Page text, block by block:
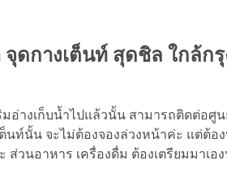
จุดกางเต็นท์ สุดชิล ใกล้กรุ
างเก็บน้ำไปแล้วนั้น สามารถติดต่อศู
นท์นั้น จะไม่ต้องจองล่วงหน้าค่ะ แต่ต้อ
ส่วนอาหาร เครื่องดื่ม ต้องเตรียมมาเอ